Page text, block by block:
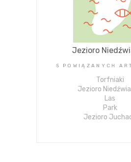
Jezioro
5 POWIĄZANYCH
Torfniaki
Jezioro
Las
Park
Jezioro